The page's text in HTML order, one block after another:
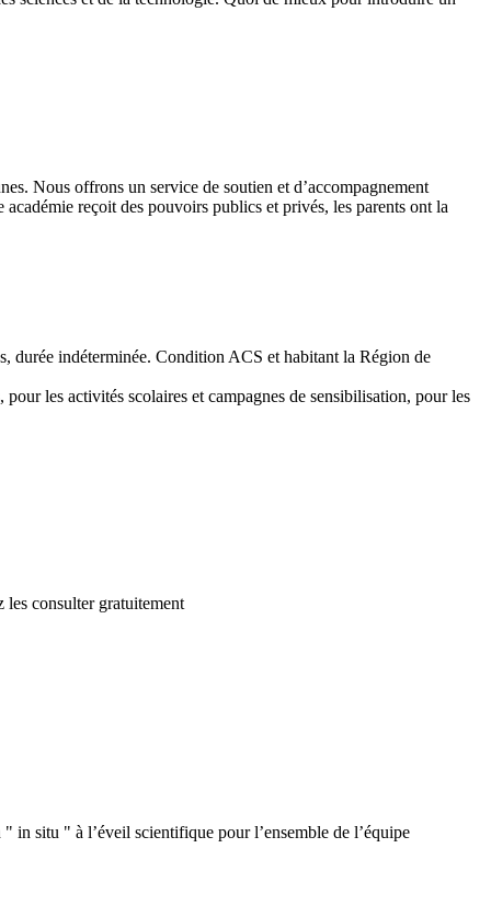
Nous offrons un service de soutien et d’accompagnement
reçoit des pouvoirs publics et privés, les parents ont la
durée indéterminée. Condition ACS et habitant la Région de
les activités scolaires et campagnes de sensibilisation, pour les
consulter gratuitement
in situ " à l’éveil scientifique pour l’ensemble de l’équipe